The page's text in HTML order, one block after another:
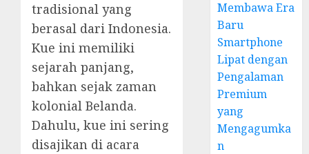
tradisional yang
berasal dari Indonesia.
Kue ini memiliki
sejarah panjang,
bahkan sejak zaman
kolonial Belanda.
Dahulu, kue ini sering
disajikan di acara
Membawa Era
Baru
Smartphone
Lipat dengan
Pengalaman
Premium
yang
Mengagumka
n